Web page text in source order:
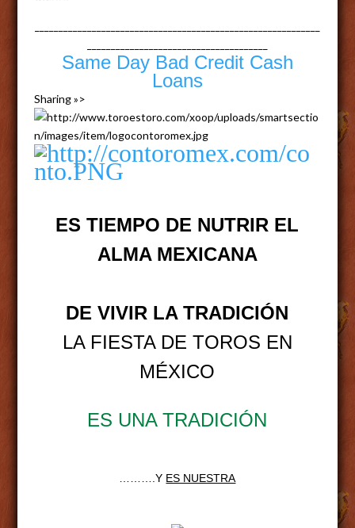
Same Day Bad Credit Cash
Loans
Sharing »>
ES TIEMPO DE NUTRIR EL
ALMA MEXICANA
DE VIVIR LA TRADICIÓN
LA FIESTA DE TOROS EN
MÉXICO
ES UNA TRADICIÓN
……….Y ES NUESTRA